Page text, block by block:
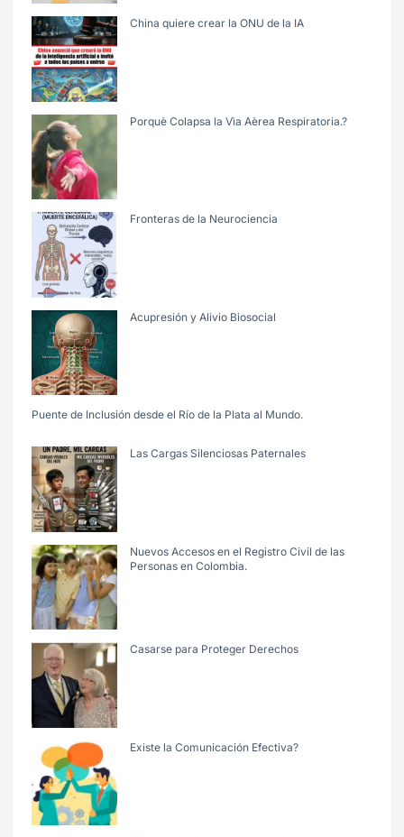
China quiere crear la ONU de la IA
Porquè Colapsa la Vìa Aèrea Respiratoria.?
Fronteras de la Neurociencia
Acupresión y Alivio Biosocial
Puente de Inclusión desde el Río de la Plata al Mundo.
Las Cargas Silenciosas Paternales
Nuevos Accesos en el Registro Civil de las
Personas en Colombia.
Casarse para Proteger Derechos
Existe la Comunicación Efectiva?